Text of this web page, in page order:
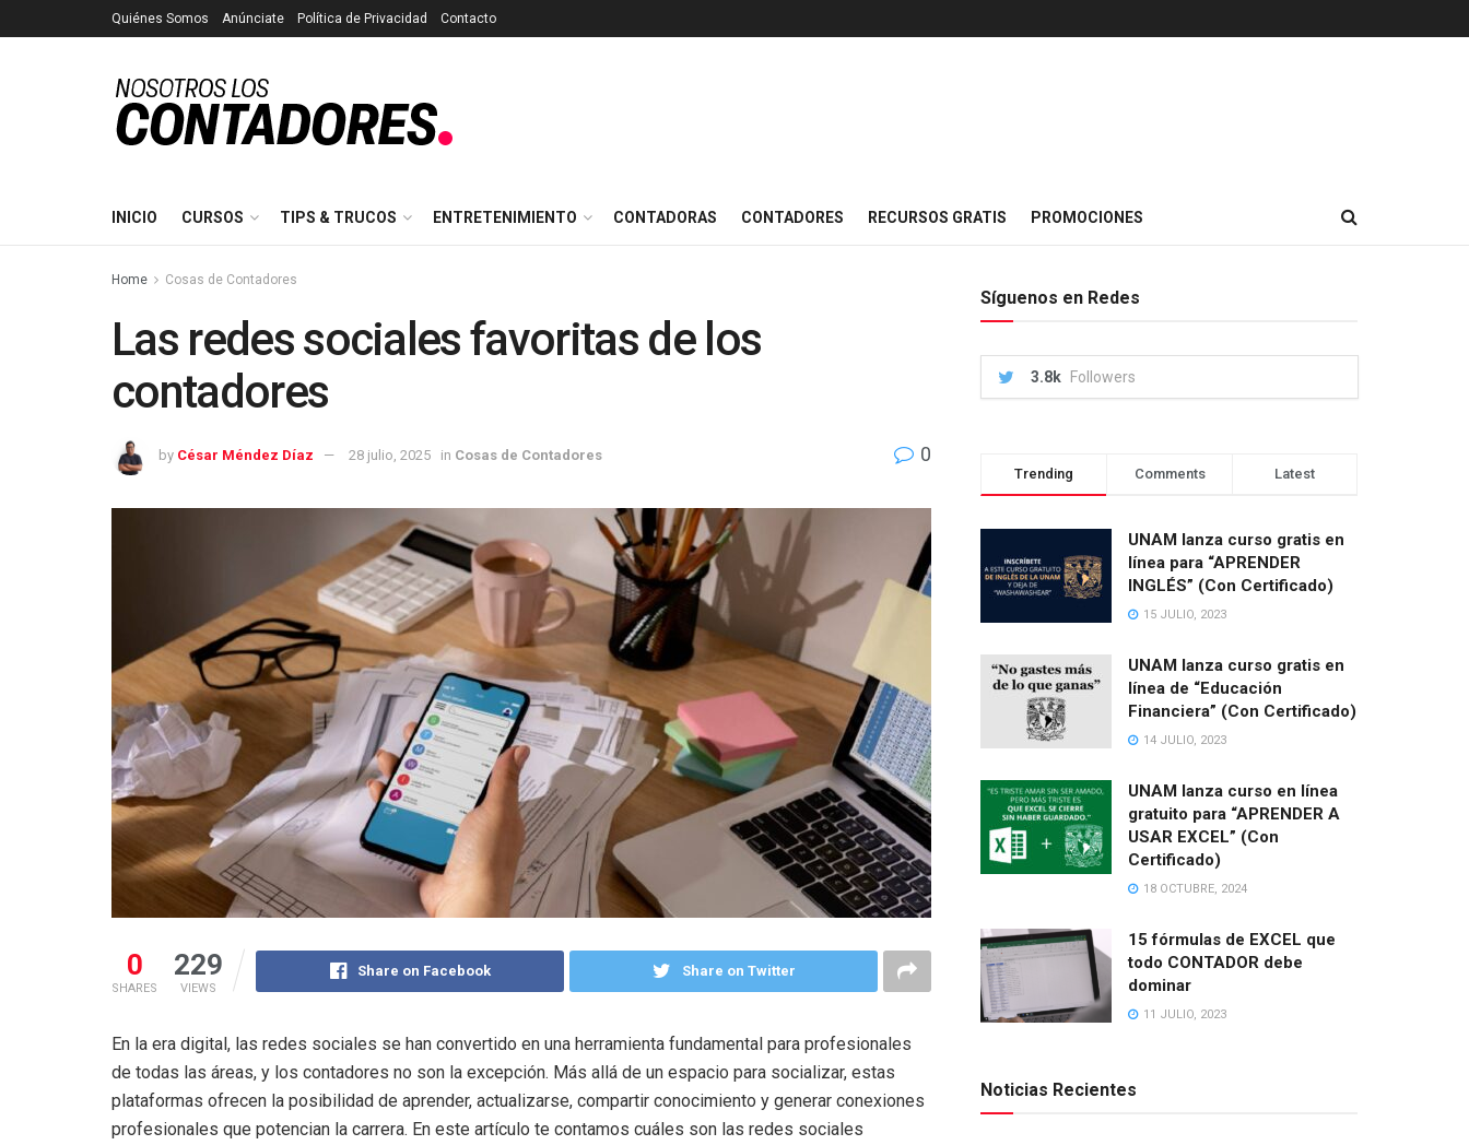
Quiénes Somos Anúnciate Política de Privacidad Contacto
INICIO CURSOS TIPS & TRUCOS ENTRETENIMIENTO CONTADORAS CONTADORES RECURSOS GRATIS PROMOCIONES
Home Cosas de Contadores
Las redes sociales favoritas de los
contadores
by César Méndez Díaz 28 julio, 2025 in Cosas de Contadores 0
0
SHARES
229
VIEWS
Share on Facebook Share on Twitter
En la era digital, las redes sociales se han convertido en una herramienta fundamental para profesionales
de todas las áreas, y los contadores no son la excepción. Más allá de un espacio para socializar, estas
plataformas ofrecen la posibilidad de aprender, actualizarse, compartir conocimiento y generar conexiones
profesionales que potencian la carrera. En este artículo te contamos cuáles son las redes sociales
Síguenos en Redes
3.8k Followers
Trending Comments Latest
UNAM lanza curso gratis en
línea para “APRENDER
INGLÉS” (Con Certificado)
15 JULIO, 2023
UNAM lanza curso gratis en
línea de “Educación
Financiera” (Con Certificado)
14 JULIO, 2023
UNAM lanza curso en línea
gratuito para “APRENDER A
USAR EXCEL” (Con
Certificado)
18 OCTUBRE, 2024
15 fórmulas de EXCEL que
todo CONTADOR debe
dominar
11 JULIO, 2023
Noticias Recientes